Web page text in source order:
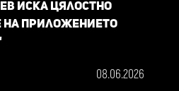
иска цялостно
приложението
08.06.2026